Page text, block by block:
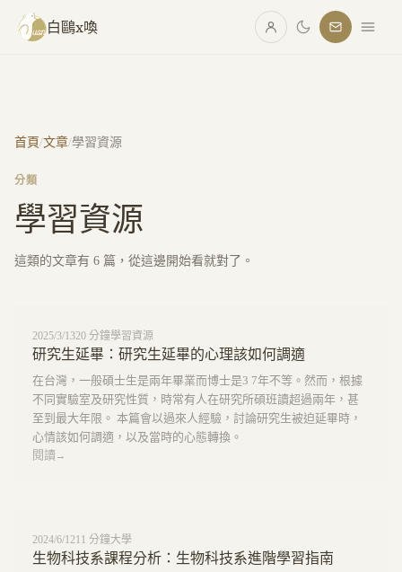
跳至主要內容
白鷗x喚
首頁/文章/學習資源
分類
學習資源
這類的文章有 6 篇，從這邊開始看就對了。
2025/3/1320 分鐘學習資源
研究生延畢：研究生延畢的心理該如何調適
在台灣，一般碩士生是兩年畢業而博士是3 7年不等。然而，根據
不同實驗室及研究性質，時常有人在研究所碩班讀超過兩年，甚
至到最大年限。 本篇會以過來人經驗，討論研究生被迫延畢時，
心情該如何調適，以及當時的心態轉換。
閱讀 →
2024/6/1211 分鐘大學
生物科技系課程分析：生物科技系進階學習指南